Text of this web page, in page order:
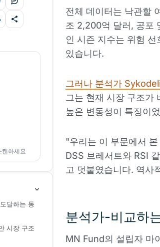
전체 데이터는 낙관할
조 2,200억 달러, 공포
인 시즌 지수는 위험
있습니다.
그러나 분석가
그는 현재 시장 구조가
높은 변동성이 특징이
"우리는 이 부문에서
DSS 브레서트와 RSI
고 덧붙였습니다. 역사
분석가-비교하
MN Fund의 설립자 마
캔하세요
달하는 동
시장 구조